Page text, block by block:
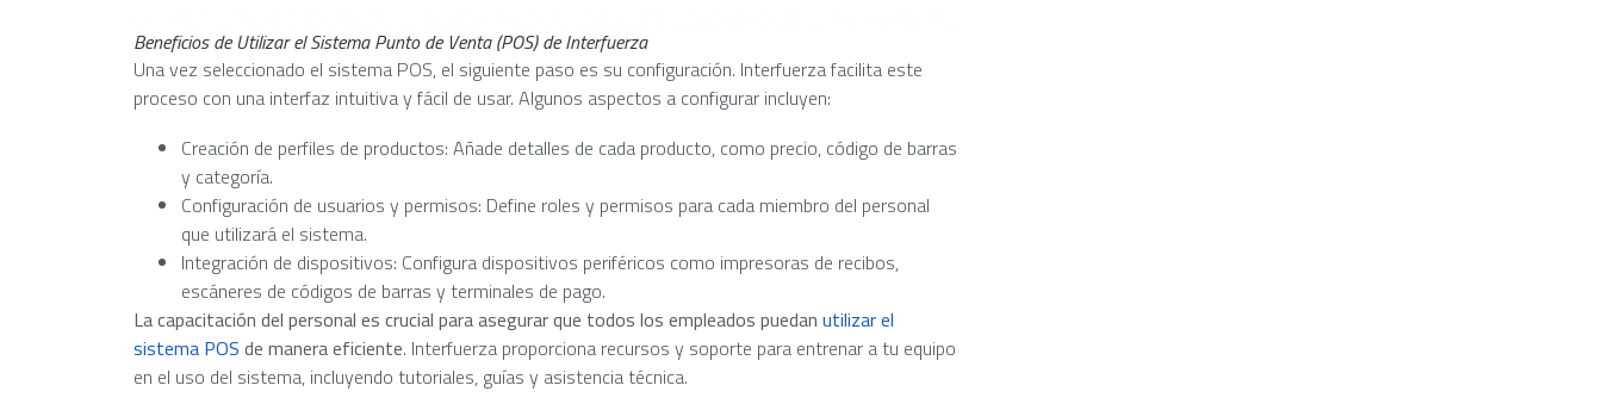
Beneficios de Utilizar el Sistema Punto de Venta (POS) de Interfuerza
Una vez seleccionado el sistema POS, el siguiente paso es su configuración. Interfuerza facilita este
proceso con una interfaz intuitiva y fácil de usar. Algunos aspectos a configurar incluyen:
Creación de perfiles de productos: Añade detalles de cada producto, como precio, código de barras
y categoría.
Configuración de usuarios y permisos: Define roles y permisos para cada miembro del personal
que utilizará el sistema.
Integración de dispositivos: Configura dispositivos periféricos como impresoras de recibos,
escáneres de códigos de barras y terminales de pago.
La capacitación del personal es crucial para asegurar que todos los empleados puedan utilizar el
sistema POS de manera eficiente. Interfuerza proporciona recursos y soporte para entrenar a tu equipo
en el uso del sistema, incluyendo tutoriales, guías y asistencia técnica.